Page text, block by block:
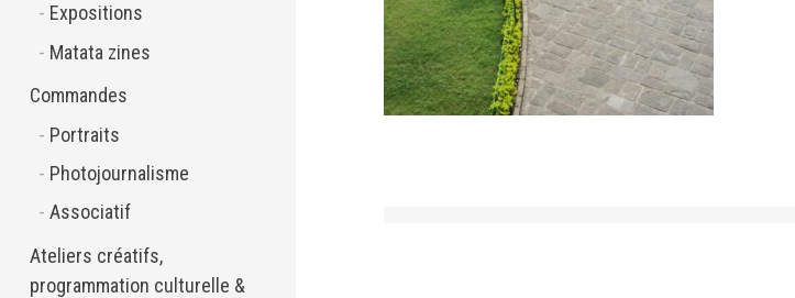
Expositions
Matata zines
Commandes
Portraits
Photojournalisme
Associatif
Ateliers créatifs,
programmation culturelle &